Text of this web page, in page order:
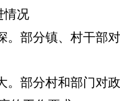
情况
。部分镇、村干部
。部分村和部门对